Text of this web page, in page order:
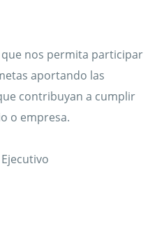
nos permita participar
aportando las
contribuyan a cumplir
o empresa.
Ejecutivo